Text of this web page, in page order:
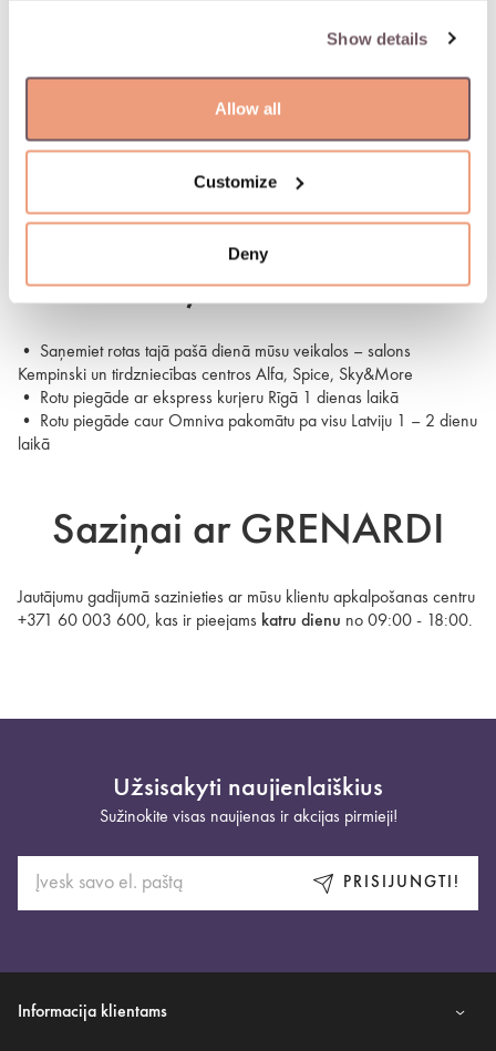
Show details
Allow all
Customize
Deny
• GRENARDI veikals "Sky&More" tel. nr.
10:00 - 21:00)
Kā notiek iegādāto rotu
saņemšana?
• Saņemiet rotas tajā pašā dienā mūsu veikalos – salons
Kempinski un tirdzniecības centros Alfa, Spice, Sky&More
• Rotu piegāde ar ekspress kurjeru Rīgā 1 dienas laikā
• Rotu piegāde caur Omniva pakomātu pa visu Latviju 1 – 2 dienu
laikā
Saziņai ar GRENARDI
Jautājumu gadījumā sazinieties ar mūsu klientu apkalpošanas centru
+371 60 003 600, kas ir pieejams katru dienu no 09:00 - 18:00.
Užsisakyti naujienlaiškius
Sužinokite visas naujienas ir akcijas pirmieji!
PRISIJUNGTI!
Informacija klientams